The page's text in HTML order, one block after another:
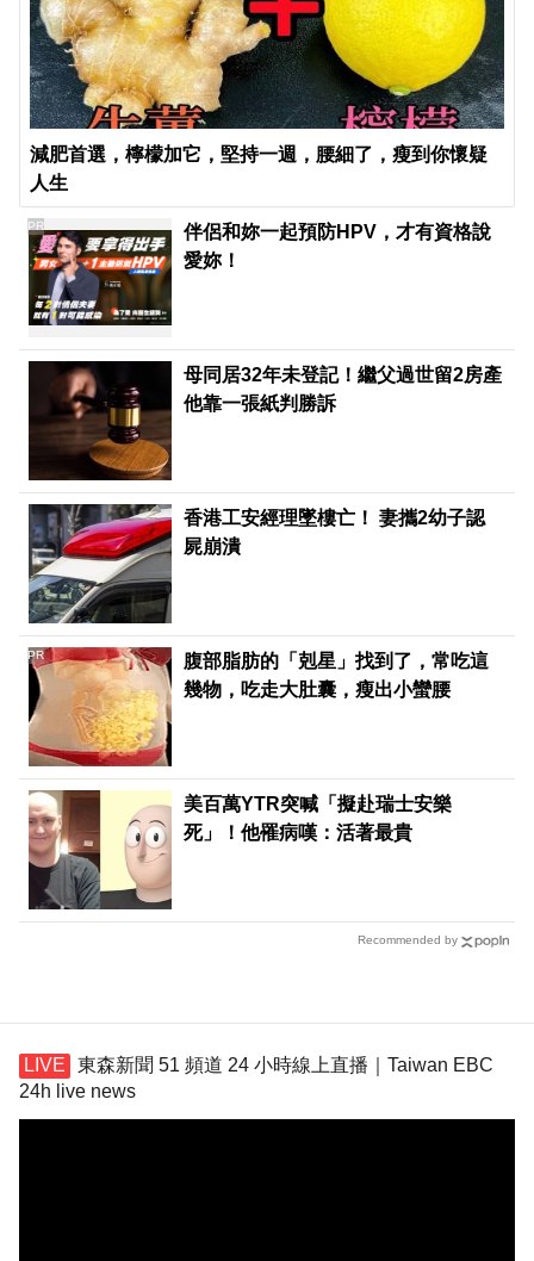
減肥首選，檸檬加它，堅持一週，腰細了，瘦到你懷疑
人生
伴侶和妳一起預防HPV，才有資格說
愛妳！
PR
母同居32年未登記！繼父過世留2房產
他靠一張紙判勝訴
香港工安經理墜樓亡！ 妻攜2幼子認
屍崩潰
腹部脂肪的「剋星」找到了，常吃這
幾物，吃走大肚囊，瘦出小蠻腰
PR
美百萬YTR突喊「擬赴瑞士安樂
死」！他罹病嘆：活著最貴
Recommended by
東森新聞 51 頻道 24 小時線上直播｜Taiwan EBC
24h live news